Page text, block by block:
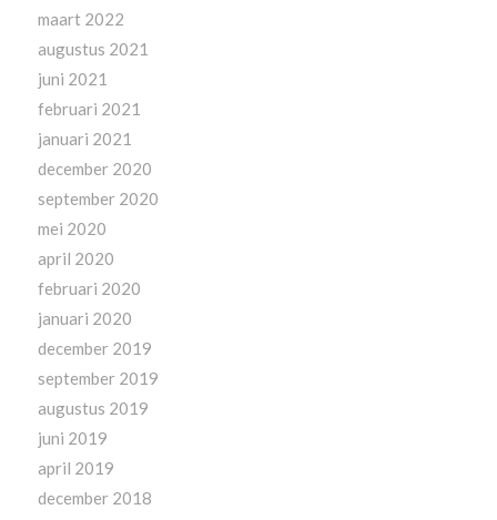
maart 2022
augustus 2021
juni 2021
februari 2021
januari 2021
december 2020
september 2020
mei 2020
april 2020
februari 2020
januari 2020
december 2019
september 2019
augustus 2019
juni 2019
april 2019
december 2018